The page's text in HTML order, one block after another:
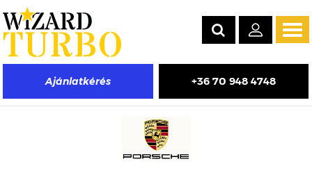
Ajánlatkérés +36 70 948 4748
Porsche turbófeltöltő árak